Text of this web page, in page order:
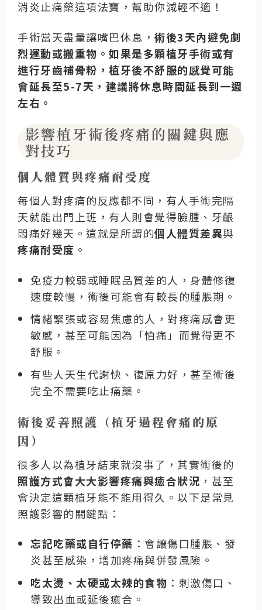
消炎止痛藥這項法寶，幫助你減輕不適！
手術當天盡量讓嘴巴休息， 術後3天內避免劇
烈運動或搬重物。如果是多顆植牙手術或有
進行牙齒補骨粉，植牙後不舒服的感覺可能
會延長至5-7天，建議將休息時間延長到一週
左右。
影響植牙術後疼痛的關鍵與應
對技巧
個人體質與疼痛耐受度
每個人對疼痛的反應都不同，有人手術完隔
天就能出門上班，有人則會覺得臉腫、牙齦
悶痛好幾天。這就是所謂的個人體質差異與
疼痛耐受度 。
免疫力較弱或睡眠品質差的人 ，身體修復
速度較慢，術後可能會有較長的腫脹期。
情緒緊張或容易焦慮的人 ，對疼痛感會更
敏感，甚至可能因為「怕痛」而覺得更不
舒服。
有些人天生代謝快、復原力好 ，甚至術後
完全不需要吃止痛藥。
術後妥善照護（植牙過程會痛的原
因）
很多人以為植牙結束就沒事了，其實術後的
照護方式會大大影響疼痛與癒合狀況 ，甚至
會決定這顆植牙能不能用得久。 以下是常見
照護影響的關鍵點：
忘記吃藥或自行停藥 ：會讓傷口腫脹、發
炎甚至感染，增加疼痛與併發風險。
吃太燙、太硬或太辣的食物 ：刺激傷口、
導致出血或延後癒合。